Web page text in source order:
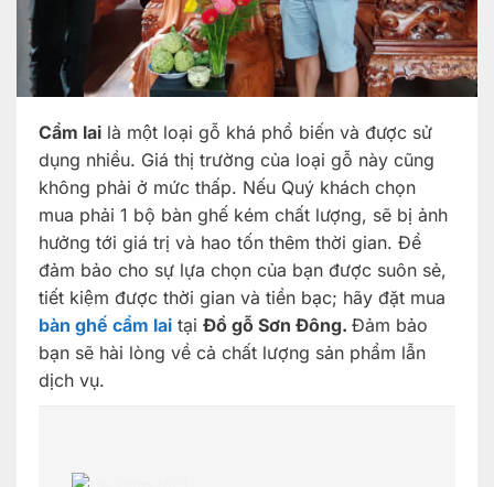
Cẩm lai là một loại gỗ khá phổ biến và được sử
dụng nhiều. Giá thị trường của loại gỗ này cũng
không phải ở mức thấp. Nếu Quý khách chọn
mua phải 1 bộ bàn ghế kém chất lượng, sẽ bị ảnh
hưởng tới giá trị và hao tốn thêm thời gian. Để
đảm bảo cho sự lựa chọn của bạn được suôn sẻ,
tiết kiệm được thời gian và tiền bạc; hãy đặt mua
bàn ghế cẩm lai tại Đồ gỗ Sơn Đông. Đảm bảo
bạn sẽ hài lòng về cả chất lượng sản phẩm lẫn
dịch vụ.